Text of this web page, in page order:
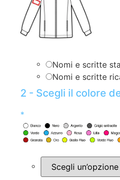
Nomi e scritte
Nomi e scritte
2 - Scegli il colore
*